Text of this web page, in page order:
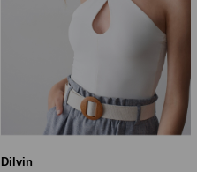
Dilvin